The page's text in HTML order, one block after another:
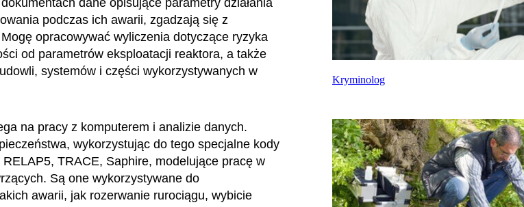
dane opisujące parametry działania
podczas ich awarii, zgadzają się z
opracowywać wyliczenia dotyczące ryzyka
od parametrów eksploatacji reaktora, a także
systemów i części wykorzystywanych w
na pracy z komputerem i analizie danych.
wykorzystując do tego specjalne kody
TRACE, Saphire, modelujące pracę w
Są one wykorzystywane do
awarii, jak rozerwanie rurociągu, wybicie
Kryminolog